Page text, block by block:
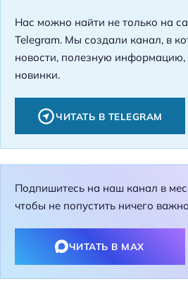
Нас можно найти не только на
Telegram. Мы создали канал, в
новости, полезную информацию,
новинки.
ЧИТАТЬ В TELEGRAM
Подпишитесь на наш канал в
чтобы не попустить ничего
ЧИТАТЬ В MAX